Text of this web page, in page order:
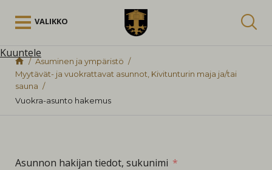
VALIKKO
Kuuntele
Asuminen ja ympäristö
Myytävät- ja vuokrattavat asunnot, Kivitunturin maja ja/tai
sauna
Vuokra-asunto hakemus
Asunnon hakijan tiedot, sukunimi